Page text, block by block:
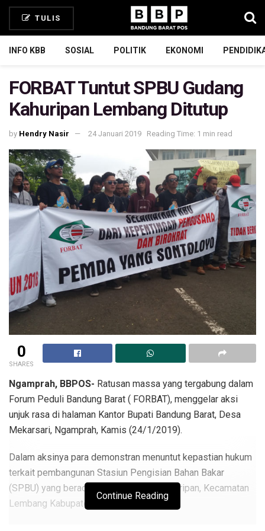
TULIS
INFO KBB SOSIAL POLITIK EKONOMI
FORBAT Tuntut SPBU Gudang
Kahuripan Lembang Ditutup
by Hendry Nasir 24 Januari 2019 Reading Time: 1 min read
0
SHARES
Ngamprah, BBPOS- Ratusan massa yang tergabung dalam
Forum Peduli Bandung Barat ( FORBAT), menggelar aksi
unjuk rasa di halaman Kantor Bupati Bandung Barat, Desa
Mekarsari, Ngamprah, Kamis (24/1/2019).
Dalam aksinya para demonstran menuntut kepastian hukum
terkait pembangunan Stasiun Pengisian Bahan Bakar
(SPBU) yang berada di desa Gudang kahuripan, Kecamatan
Lembang Kabupaten Bandung Barat.
Continue Reading